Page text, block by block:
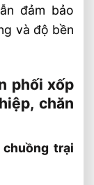
đảm bảo
và độ bền
phối xốp
chăn
trại